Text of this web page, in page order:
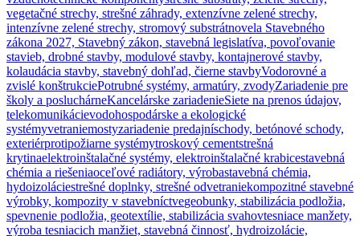
vegetačné strechy, strešné záhrady, extenzívne zelené strechy,
intenzívne zelené strechy, stromový substrátnovela Stavebného
zákona 2027, Stavebný zákon, stavebná legislatíva, povoľovanie
stavieb, drobné stavby, modulové stavby, kontajnerové stavby,
kolaudácia stavby, stavebný dohľad, čierne stavbyVodorovné a
zvislé konštrukciePotrubné systémy, armatúry, zvodyZariadenie pre
školy a posluchárneKancelárske zariadenieSiete na prenos údajov,
telekomunikácievodohospodárske a ekologické
systémyvetraniemostyzariadenie predajníschody, betónové schody,
exteriérprotipožiarne systémytroskový cementstrešná
krytinaelektroinštalačné systémy, elektroinštalačné krabicestavebná
chémia a riešeniaoceľové radiátory, výrobastavebná chémia,
hydoizoláciestrešné doplnky, strešné odvetraniekompozitné stavebné
výrobky, kompozity v stavebníctvegeobunky, stabilizácia podložia,
spevnenie podložia, geotextílie, stabilizácia svahovtesniace manžety,
výroba tesniacich manžiet, stavebná činnosť, hydroizolácie,